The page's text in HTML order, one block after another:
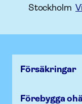
Stockholm
Försäk­ringar
Förebygga